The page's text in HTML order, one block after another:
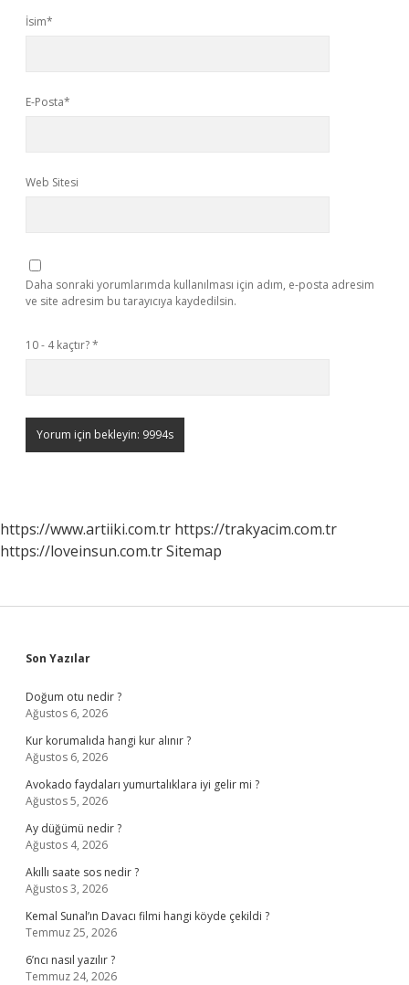
İsim*
E-Posta*
Web Sitesi
Daha sonraki yorumlarımda kullanılması için adım, e-posta adresim
ve site adresim bu tarayıcıya kaydedilsin.
10 - 4 kaçtır?*
https://www.artiiki.com.tr https://trakyacim.com.tr
https://loveinsun.com.trSitemap
Sidebar
Son Yazılar
Doğum otu nedir ?
Ağustos 6, 2026
Kur korumalıda hangi kur alınır ?
Ağustos 6, 2026
Avokado faydaları yumurtalıklara iyi gelir mi ?
Ağustos 5, 2026
Ay düğümü nedir ?
Ağustos 4, 2026
Akıllı saate sos nedir ?
Ağustos 3, 2026
Kemal Sunal’ın Davacı filmi hangi köyde çekildi ?
Temmuz 25, 2026
6’ncı nasıl yazılır ?
Temmuz 24, 2026